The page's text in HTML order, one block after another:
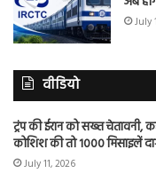
July
वीडियो
ट्रंप की ईरान को सख्त चेतावनी,
कोशिश की तो 1000 मिसाइलें
July 11, 2026